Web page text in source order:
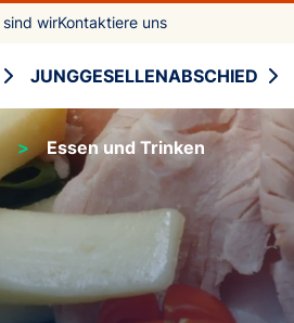
sind wirKontaktiere uns
JUNGGESELLENABSCHIED
Essen und Trinken